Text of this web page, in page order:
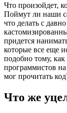
Что произойдет,
Поймут ли наши
что делать с
придется
которые все еще
подобно тому,
программистов
мог прочитать
Что же